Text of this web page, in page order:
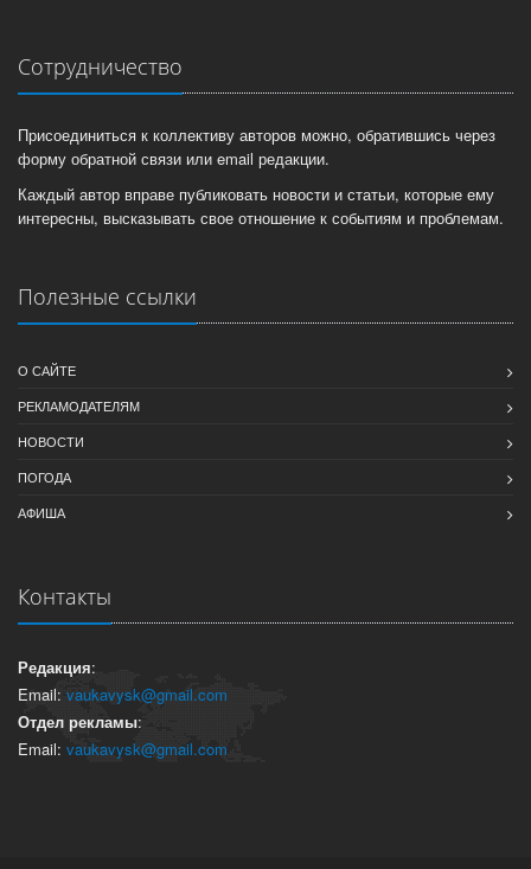
Сотрудничество
Присоединиться к коллективу авторов можно, обратившись через
форму обратной связи или email редакции.
Каждый автор вправе публиковать новости и статьи, которые ему
интересны, высказывать свое отношение к событиям и проблемам.
Полезные ссылки
О САЙТЕ
РЕКЛАМОДАТЕЛЯМ
НОВОСТИ
ПОГОДА
АФИША
Контакты
Редакция:
Email: vaukavysk@gmail.com
Отдел рекламы:
Email: vaukavysk@gmail.com